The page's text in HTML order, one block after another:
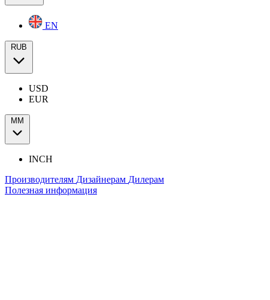
EN
RUB
USD
EUR
ММ
INCH
Производителям Дизайнерам Дилерам
Полезная информация